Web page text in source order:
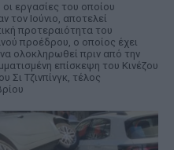
εργασίες του οποίου
τον Ιούνιο, αποτελεί
προτεραιότητα του
προέδρου, ο οποίος έχει
να ολοκληρωθεί πριν από την
επίσκεψη του Κινέζου
Σι Τζινπίνγκ, τέλος